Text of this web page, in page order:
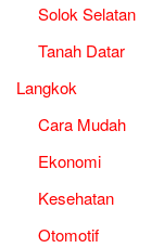
Solok Selatan
Tanah Datar
Langkok
Cara Mudah
Ekonomi
Kesehatan
Otomotif